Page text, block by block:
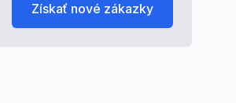
Získať nové zákazky